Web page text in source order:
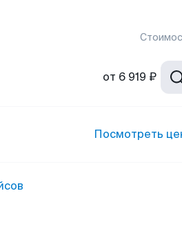
от 6 919 ₽
Посмотреть